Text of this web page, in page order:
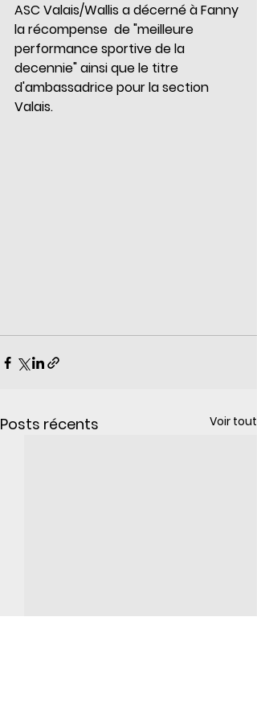
ASC Valais/Wallis a décerné à Fanny
la récompense  de "meilleure
performance sportive de la
decennie" ainsi que le titre
d'ambassadrice pour la section
Valais.
Posts récents Voir tout